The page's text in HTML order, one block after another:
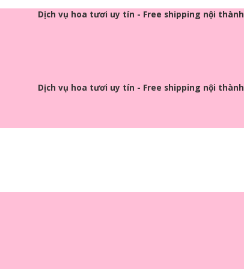
Dịch vụ hoa tươi uy tín - Free shipping nội thành
Dịch vụ hoa tươi uy tín - Free shipping nội thành